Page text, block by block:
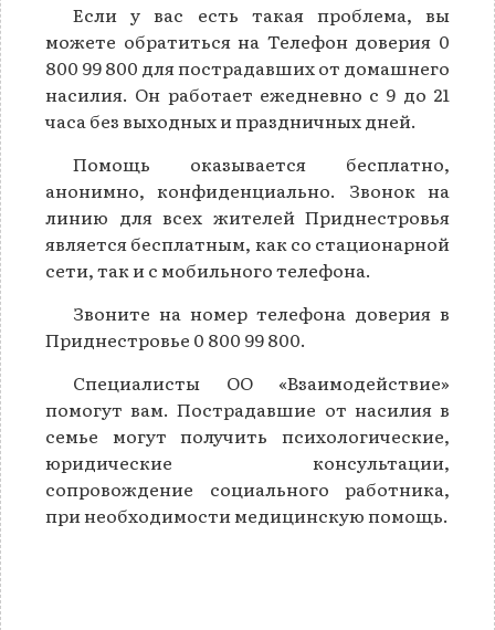
Если у вас есть такая проблема, вы
можете обратиться на Телефон доверия 0
800 99 800 для пострадавших от домашнего
насилия. Он работает ежедневно с 9 до 21
часа без выходных и праздничных дней.
Помощь оказывается бесплатно,
анонимно, конфиденциально. Звонок на
линию для всех жителей Приднестровья
является бесплатным, как со стационарной
сети, так и с мобильного телефона.
Звоните на номер телефона доверия в
Приднестровье 0 800 99 800.
Специалисты ОО «Взаимодействие»
помогут вам. Пострадавшие от насилия в
семье могут получить психологические,
юридические консультации,
сопровождение социального работника,
при необходимости медицинскую помощь.